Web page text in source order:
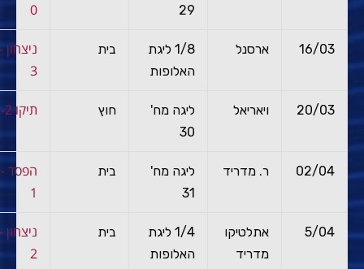
29
0
16/03 ארסנל
1/8 ליגת
האלופות
בית
3
20/03 ויאריאל
ליגה מח'
30
חוץ תיקו 2-2
02/04 ר. מדריד
ליגה מח'
31
בית
1
5/04
אתלטיקו
מדריד
1/4 ליגת
האלופות
בית
2